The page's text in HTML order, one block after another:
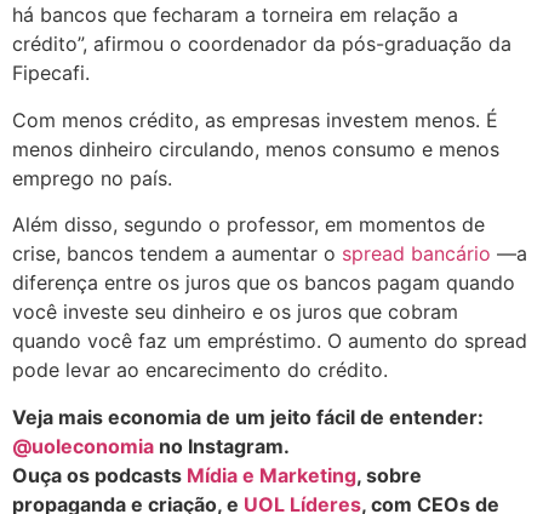
há bancos que fecharam a torneira em relação a
crédito”, afirmou o coordenador da pós-graduação da
Fipecafi.
Com menos crédito, as empresas investem menos. É
menos dinheiro circulando, menos consumo e menos
emprego no país.
Além disso, segundo o professor, em momentos de
crise, bancos tendem a aumentar o spread bancário —a
diferença entre os juros que os bancos pagam quando
você investe seu dinheiro e os juros que cobram
quando você faz um empréstimo. O aumento do spread
pode levar ao encarecimento do crédito.
Veja mais economia de um jeito fácil de entender:
@uoleconomia no Instagram.
Ouça os podcasts Mídia e Marketing, sobre
propaganda e criação, e UOL Líderes, com CEOs de